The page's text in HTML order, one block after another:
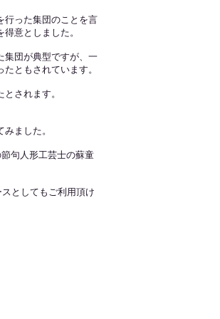
行った集団のことを言
意としました。
集団が典型ですが、一
ともされています。
されます。
ました。
句人形工芸士の蘇童
としてもご利用頂け